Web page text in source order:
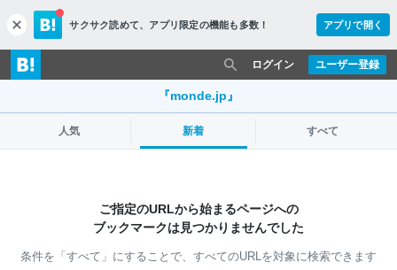
c
l
o
s
サクサク読めて、 アプリ限定の機能も多数！ アプリで開く
ユーザー登録
ログイン
『monde.jp』
人気 新着 すべて
ご指定のURLから始まるページへの
ブックマークは見つかりませんでした
条件を「すべて」にすることで、 すべてのURLを対象に検索できます